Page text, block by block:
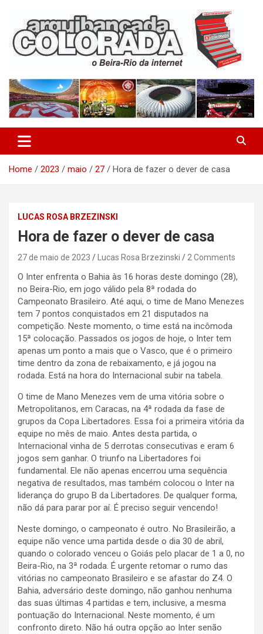
content
Arquibancada Colorada
Home 2023 maio 27 Hora de fazer o dever de casa
LUCAS ROSA BRZEZINSKI
Hora de fazer o dever de casa
27 de maio de 2023 Lucas Rosa Brzezinski 2 Comments
O Inter enfrenta o Bahia às 16 horas deste domingo (28),
no Beira-Rio, em jogo válido pela 8ª rodada do
Campeonato Brasileiro. Até aqui, o time de Mano Menezes
tem 7 pontos conquistados em 21 disputados na
competição. Neste momento, o time está na incômoda
15ª colocação. Passados os jogos de hoje, o Inter tem
apenas um ponto a mais que o Vasco, que é o primeiro
time dentro da zona de rebaixamento, e já jogou na
rodada. Está na hora do Internacional subir na tabela.
O time de Mano Menezes vem de uma vitória sobre o
Metropolitanos, em Caracas, na 4ª rodada da fase de
grupos da Copa Libertadores. Essa foi a primeira vitória da
equipe no mês de maio. Antes desta partida, o
Internacional vinha de 5 derrotas consecutivas e eram 6
jogos sem ganhar. O triunfo na Libertadores foi
fundamental. Ele não apenas encerrou uma sequência
negativa de resultados, mas também colocou o Inter na
liderança do grupo B da Libertadores. De qualquer forma,
não dá para parar por aí. É preciso seguir vencendo!
Neste domingo, o campeonato é outro. No Brasileirão, a
equipe não vence uma partida desde o dia 30 de abril,
quando o colorado venceu o Goiás pelo placar de 1 a 0, no
Beira-Rio, na 3ª rodada. É urgente retomar o rumo das
vitórias no campeonato Brasileiro e se afastar do Z4. O
Bahia, adversário deste domingo, não ganhou nenhuma
das suas últimas 4 partidas e tem, inclusive, a mesma
pontuação do Internacional. Neste momento, é um
confronto direto. Não há outra opção ao Inter senão